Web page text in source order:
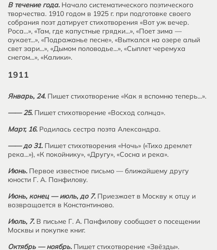
В течение года.Начало систематического поэтического
творчества. 1910 годом в 1925 г. при подготовке своего
собрания поэт датирует стихотворения «Вот уж вечер.
Роса...», «Там, где капустные грядки...», «Поет зима —
аукает...», «Подражанье песне», «Выткался на озере алый
свет зари...», «Дымом половодье...», «Сыплет черемуха
снегом...», «Калики».
1911
Январь, 24.Пишет стихотворение «Как я вспомню теперь...».
—— 25.Пишет стихотворение «Восход солнца».
Март, 16.Родилась сестра поэта Александра.
—— до 31.Пишет стихотворения «Ночь» («Тихо дремлет
река...»), «К покойнику», «Другу», «Сосна и река».
Июнь.Первое известное письмо — ближайшему другу
юности Г. А. Панфилову.
Июнь, конец — июль, до 7.Приезжает в Москву к отцу и
возвращается в Константиново.
Июль, 7.В письме Г. А. Панфилову сообщает о посещении
Москвы и покупке книг.
Октябрь — ноябрь.Пишет стихотворение «Звёзды».